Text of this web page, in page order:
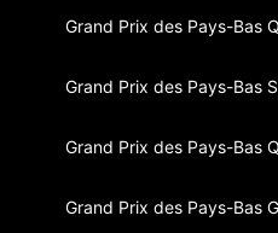
Grand Prix des Pays-Bas
Grand Prix des Pays-Bas
Grand Prix des Pays-Bas
Grand Prix des Pays-Bas